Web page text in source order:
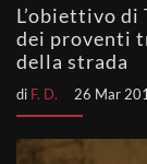
L’obiettivo
dei proventi
della strada
di F. D. 26 Mar